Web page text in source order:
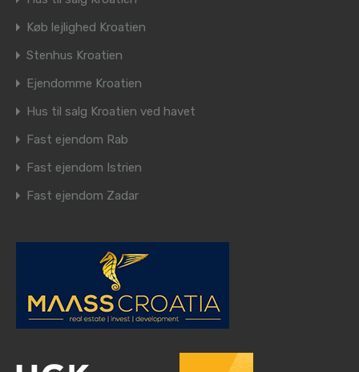
Køb lejlighed Kroatien
Stenhus Kroatien
Ejendomme Kroatien
Hus til salg Kroatien ved havet
Fast ejendom Rab
Fast ejendom Istrien
Fast ejendom Zadar